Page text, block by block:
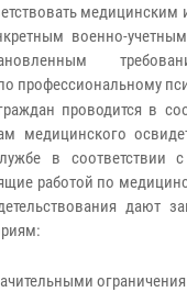
военно-
профессиональному
проводится в
медицинского
в соответствии
работой по
дают